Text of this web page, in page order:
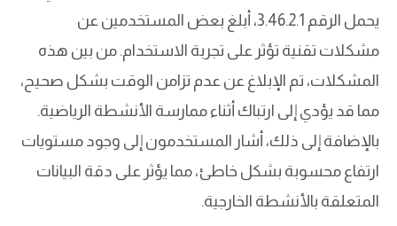
يحمل الرقم 3.46.2.1، أبلغ بعض المستخدمين عن
مشكلات تقنية تؤثر على تجربة الاستخدام. من بين هذه
المشكلات، تم الإبلاغ عن عدم تزامن الوقت بشكل صحيح،
مما قد يؤدي إلى ارتباك أثناء ممارسة الأنشطة الرياضية.
بالإضافة إلى ذلك، أشار المستخدمون إلى وجود مستويات
ارتفاع محسوبة بشكل خاطئ، مما يؤثر على دقة البيانات
المتعلقة بالأنشطة الخارجية.